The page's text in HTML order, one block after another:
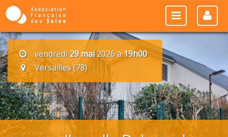
vendredi29 mai2026 à19h00
Versailles (78)